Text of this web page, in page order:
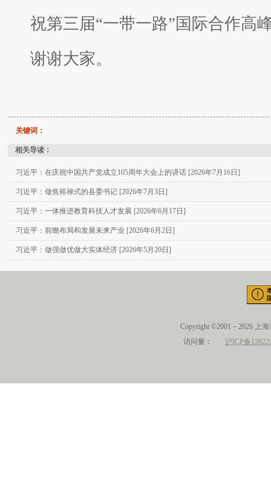
祝第三届“一带一路”国际合作高
谢谢大家。
关键词：
相关导读：
习近平：在庆祝中国共产党成立105周年大会上的讲话 [2026年7月16日]
习近平：做焦裕禄式的县委书记 [2026年7月3日]
习近平：一体推进教育科技人才发展 [2026年6月17日]
习近平：前瞻布局和发展未来产业 [2026年6月2日]
习近平：做强做优做大实体经济 [2026年5月20日]
Copyright ©2001－2026 上
访问量： 沪ICP备